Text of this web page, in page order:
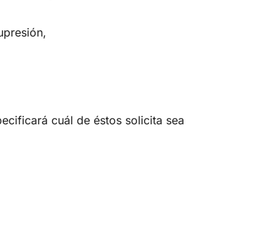
cuál de éstos solicita sea